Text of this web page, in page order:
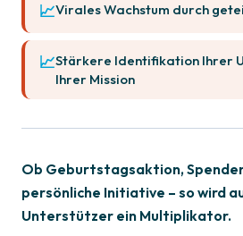
Virales Wachstum durch
Stärkere Identifikation Ihrer
Ihrer Mission
Ob Geburtstagsaktion,
persönliche Initiative – so wird
Unterstützer ein Multiplikator.